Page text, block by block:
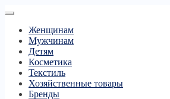
Женщинам
Мужчинам
Детям
Косметика
Текстиль
Хозяйственные товары
Бренды